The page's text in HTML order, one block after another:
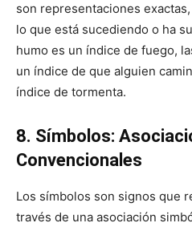
son representaciones
lo que está sucediendo o ha
humo es un índice de fuego,
un índice de que alguien
índice de tormenta.
8. Símbolos:
Convencionales
Los símbolos son signos que
través de una asociación